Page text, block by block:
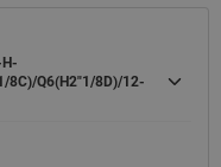
8C)/Q6(H2"1/8D)/12-